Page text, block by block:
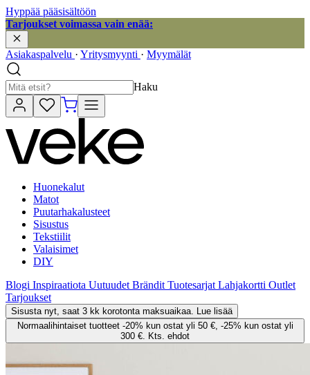
Hyppää pääsisältöön
Tarjoukset voimassa vain enää:
Asiakaspalvelu · Yritysmyynti · Myymälät
Haku
Huonekalut
Matot
Puutarhakalusteet
Sisustus
Tekstiilit
Valaisimet
DIY
Blogi Inspiraatiota Uutuudet Brändit Tuotesarjat Lahjakortti Outlet
Tarjoukset
Sisusta nyt, saat 3 kk korotonta maksuaikaa. Lue lisää
Normaalihintaiset tuotteet -20% kun ostat yli 50 €, -25% kun ostat yli
300 €. Kts. ehdot